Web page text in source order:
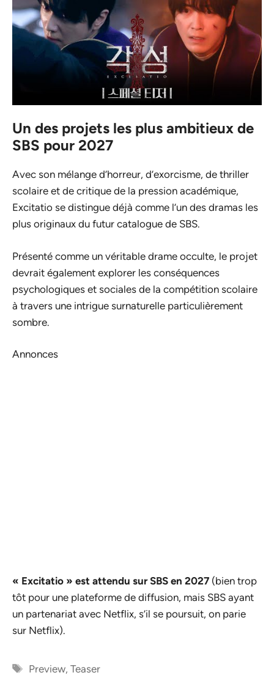
Un des projets les plus ambitieux de
SBS pour 2027
Avec son mélange d’horreur, d’exorcisme, de thriller
scolaire et de critique de la pression académique,
Excitatio se distingue déjà comme l’un des dramas les
plus originaux du futur catalogue de SBS.
Présenté comme un véritable drame occulte, le projet
devrait également explorer les conséquences
psychologiques et sociales de la compétition scolaire
à travers une intrigue surnaturelle particulièrement
sombre.
Annonces
« Excitatio » est attendu sur SBS en 2027 (bien trop
tôt pour une plateforme de diffusion, mais SBS ayant
un partenariat avec Netflix, s’il se poursuit, on parie
sur Netflix).
Étiquettes
Preview,Teaser